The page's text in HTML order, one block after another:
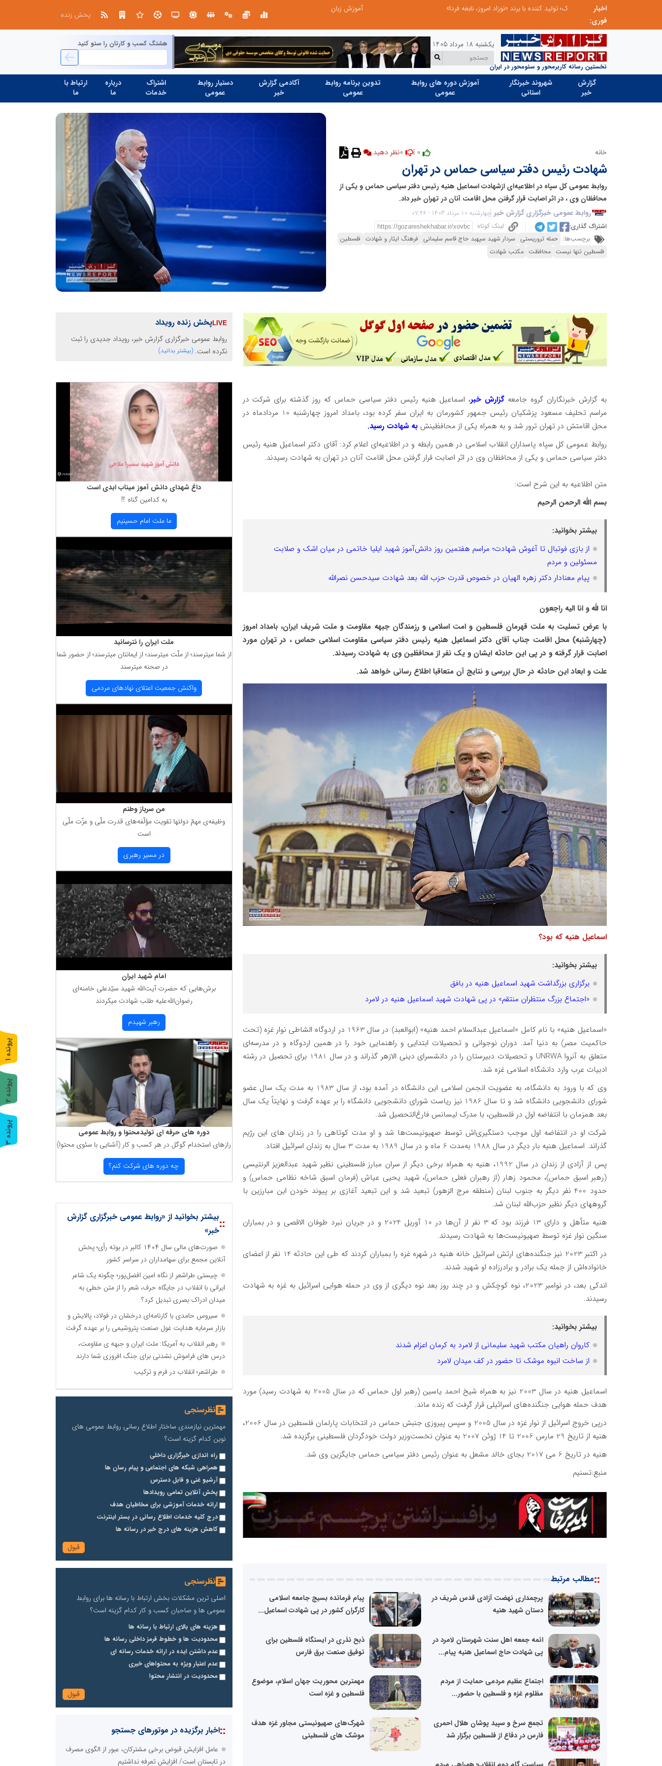
اخبار
فوری:
آموزش زبان با نگاه روان‌شناختی؛ ترسیم مسیر آکادمی بین‌المللی ماهنورا، برای یادگیری اثربخش
پخش زنده
نخستین رسانه کاربرمحور و سئومحور در ایران
یکشنبه 18 مرداد 1405 هشتگ کسب و کارتان را سئو کنید
گزارش
خبر
شهروند خبرنگار
استانی
آموزش دوره های روابط
عمومی
تدوین برنامه روابط
عمومی
آکادمی گزارش
خبر
دستیار روابط
عمومی
اشتراک
خدمات
درباره
ما
ارتباط با
ما
خانه نظر دهید
شهادت رئیس دفتر سیاسی حماس در تهران
روابط عمومی کل سپاه در اطلاعیه‌ای ازشهادت اسماعیل هنیه رئیس دفتر سیاسی حماس و یکی از
محافظان وی ، در اثر اصابت قرار گرفتن محل اقامت آنان در تهران خبر داد.
روابط عمومی خبرگزاری گزارش خبر چهارشنبه 10 مرداد 1403 - 07:46
اشتراک گذاری:
لینک کوتاه
برچسب‌ها: حمله تروریستی سردار شهید سپهبد حاج قاسم سلیمانی فرهنگ ایثار و شهادت فلسطین
فلسطین تنها نیست محافظت مکتب شهادت
به گزارش خبرنگاران گروه جامعه گزارش خبر، اسماعیل هنیه رئیس دفتر سیاسی حماس که روز گذشته برای شرکت در
مراسم تحلیف مسعود پزشکیان رئیس جمهور کشورمان به ایران سفر کرده بود، بامداد امروز چهارشنبه 10 مردادماه در
محل اقامتش در تهران ترور شد و به همراه یکی از محافظینشبه شهادت رسید.
روابط عمومی کل سپاه پاسداران انقلاب اسلامی در همین رابطه و در اطلاعیه‌ای اعلام کرد: آقای دکتر اسماعیل هنیه رئیس
دفتر سیاسی حماس و یکی از محافظان وی در اثر اصابت قرار گرفتن محل اقامت آنان در تهران به شهادت رسیدند.
متن اطلاعیه به این شرح است:
بسم الله الرحمن الرحیم
بیشتر بخوانید:
از بازی فوتبال تا آغوش شهادت؛ مراسم هفتمین‌ روز دانش‌آموز شهید ایلیا خاتمی در میان اشک و صلابت
مسئولین و مردم
پیام معنادار دکتر زهره الهیان در خصوص قدرت حزب الله بعد شهادت سیدحسن نصرالله
انا لله و انا الیه راجعون
با عرض تسلیت به ملت قهرمان فلسطین و امت اسلامی و رزمندگان جبهه مقاومت و ملت شریف ایران، بامداد امروز
(چهارشنبه) محل اقامت جناب آقای دکتر اسماعیل هنیه رئیس دفتر سیاسی مقاومت اسلامی حماس ، در تهران مورد
اصابت قرار گرفته و در پی این حادثه ایشان و یک نفر از محافظین وی به شهادت رسیدند.
علت و ابعاد این حادثه در حال بررسی و نتایج آن متعاقبا اطلاع رسانی خواهد شد.
اسماعیل هنیه که بود؟
بیشتر بخوانید:
برگزاری بزرگداشت شهید اسماعیل هنیه در بافق
«اجتماع بزرگ منتظران منتقم» در پی شهادت شهید اسماعیل هنیه در لامرد
«اسماعیل هنیه» با نام کامل «اسماعیل عبدالسلام احمد هنیه» (ابوالعبد) در سال 1963 در اردوگاه الشاطی نوار غزه (تحت
حاکمیت مصر) به دنیا آمد. دوران نوجوانی و تحصیلات ابتدایی و راهنمایی خود را در همین اردوگاه و در مدرسه‌ای
متعلق به آنروا UNRWA و تحصیلات دبیرستان را در دانشسرای دینی الازهر گذراند و در سال 1981 برای تحصیل در رشته
ادبیات عرب وارد دانشگاه اسلامی غزه شد.
وی که با ورود به دانشگاه، به عضویت انجمن اسلامی این دانشگاه در آمده بود، از سال 1983 به مدت یک سال عضو
شورای دانشجویی دانشگاه شد و تا سال 1986 نیز ریاست شورای دانشجویی دانشگاه را بر عهده گرفت و نهایتاً یک سال
بعد همزمان با انتفاضه اول در فلسطین، با مدرک لیسانس فارغ‌التحصیل شد.
شرکت او در انتفاضه اول موجب دستگیری‌اش توسط صهیونیست‌ها شد و او مدت کوتاهی را در زندان های این رژیم
گذراند. اسماعیل هنیه بار دیگر در سال 1988 به‌مدت 6 ماه و در سال 1989 به مدت 3 سال به زندان اسرائیل افتاد.
پس از آزادی از زندان در سال 1992، هنیه به همراه برخی دیگر از سران مبارز فلسطینی نظیر شهید عبدالعزیز الرنتیسی
(رهبر اسبق حماس)، محمود زهار (از رهبران فعلی حماس)، شهید یحیی عیاش (فرمان اسبق شاخه نظامی حماس) و
حدود 400 نفر دیگر به جنوب لبنان (منطقه مرج الزهور) تبعید شد و این تبعید آغازی بر پیوند خودن این مبارزین با
گروههای دیگر نظیر حزب‌الله لبنان شد.
هنیه متأهل و دارای 13 فرزند بود که 3 نفر از آن‌ها در 10 آوریل 2024 و در جریان نبرد طوفان الاقصی و در بمباران
سنگین نوار غزه توسط صهیونیست‌ها به شهادت رسیدند.
در اکتبر 2023 نیز جنگنده‌های ارتش اسرائیل خانه هنیه در شهره غزه را بمباران کردند که طی این حادثه 14 نفر از اعضای
خانواده‌اش از جمله یک برادر و برادرزاده‌ او شهید شدند.
اندکی بعد، در نوامبر 2023، نوه کوچکش و در چند روز بعد نوه دیگری از وی در حمله هوایی اسرائیل به غزه به شهادت
رسیدند.
بیشتر بخوانید:
کاروان راهیان مکتب شهید سلیمانی از لامرد به کرمان اعزام شدند
از ساخت انبوه موشک تا حضور در کف میدان لامرد
اسماعیل هنیه در سال 2003 نیز به همراه شیخ احمد یاسین (رهبر اول حماس که در سال 2005 به شهادت رسید) مورد
هدف حمله هوایی جنگنده‌های اسرائیلی قرار گرفت که زنده ماند.
درپی خروج اسرائیل از نوار غزه در سال 2005 و سپس پیروزی جنبش حماس در انتخابات پارلمان فلسطین در سال 2006،
هنیه از تاریخ 29 مارس 2006 تا 14 ژوئن 2007 به عنوان نخست‌وزیر دولت خودگردان فلسطینی برگزیده شد.
هنیه در تاریخ 6 می 2017 بجای خالد مشعل به عنوان رئیس دفتر سیاسی حماس جایگزین وی شد.
منبع:تسنیم
::مطالب مرتبط
پرچمداری نهضت آزادی قدس شریف در
دستان شهید هنیه
پبام فرمانده بسیج جامعه اسلامی
کارگران کشور در پی شهادت اسماعیل...
ائمه جمعه اهل سنت شهرستان لامرد در
پی شهادت حاج اسماعیل هنیه پیام...
ذبح نذری در ایستگاه فلسطین برای
توفیق صنعت برق فارس
اجتماع عظیم مردمی حمایت از مردم
مظلوم غزه و فلسطین با حضور...
مهمترین محوریت جهان اسلام، موضوع
فلسطین و غزه است
تجمع سرخ و سپید پوشان هلال احمری
فارس در دفاع از فلسطین برگزار شد
شهرک‌های صهیونیستی مجاور غزه هدف
موشک های فلسطینی
پخش زنده رویداد
روابط عمومی خبرگزاری گزارش خبر، رویداد جدیدی را ثبت
نکرده است. (بیشتر بدانید)
داغ شهدای دانش آموز میناب ابدی است
به كدامین گناه ؟!
ما ملت امام حسینیم
ملت ایران را نترسانید
از شما میترسند؛ از ملّت میترسند؛ از ایمانتان میترسند؛ از حضور شما
در صحنه میترسند
واكنش جمعیت اعتلای نهادهای مردمی
من سرباز وطنم
وظیفه‌ی مهمّ دولتها تقویت مؤلّفه‌های قدرت ملّی و عزّت ملّی
است
در مسیر رهبری
امام شهید ایران
برش‌هایی كه حضرت آیت‌الله شهید سیّدعلی خامنه‌ای
رضوان‌الله‌علیه طلب شهادت میكردند
رهبر شهیدم
دوره های حرفه ای تولیدمحتوا و روابط عمومی
رازهای استخدام گوگل در هر كسب و كار (آشنایی با سئوی محتوا)
چه دوره های شركت كنم؟
::بیشتر بخوانید از «روابط عمومی خبرگزاری گزارش
خبر»
صورت‌های مالی سال ۱۴۰۴ کالبر در بوته رأی؛ پخش
آنلاین مجمع برای سهامداران در سراسر کشور
چیستی طراشعر از نگاه امین افضل‌پور؛ چگونه یک شاعر
ایرانی با انقلاب در جایگاه حرف، شعر را از متن خطی به
میدان ادراک بصری تبدیل کرد؟
سیروس حامدی با کارنامه‌ای درخشان در فولاد، پالایش و
بازار سرمایه هدایت غول صنعت پتروشیمی را بر عهده گرفت
رهبر انقلاب به آمریکا: ملت ایران و جبهه ی مقاومت،
درس های فراموش نشدنی برای جنگ افروزی شما دارند
طراشعر؛ انقلاب در فرم و ترکیب
نظرسنجی
مهمترین نیازمندی ساختار اطلاع رسانی روابط عمومی های
نوین کدام گزینه است؟
راه اندازی خبرگزاری داخلی
همراهی شبکه های اجتماعی و پیام رسان ها
آرشیو غنی و قابل دسترس
پخش آنلاین تمامی رویدادها
ارائه خدمات آموزشی برای مخاطیان هدف
درج کلیه خدمات اطلاع رسانی در بستر اینترنت
کاهش هزینه های درج خبر در رسانه ها
نظرسنجی
اصلی ترین مشکلات بخش ارتباط با رسانه ها برای روابط
عمومی ها و صاحبان کسب و کار کدام گزینه است؟
هزینه های بالای ارتباط با رسانه ها
محدودیت ها و خطوط قرمز داخلی رسانه ها
عدم داشتن ایده در ارائه خدمات رسانه ای
عدم اعتبار ویژه به محتواهای خبری
محدودیت در انتشار محتوا
::اخبار برگزیده در موتورهای جستجو
عامل افزایش قبوض برخی مشترکان، عبور از الگوی مصرف
در تابستان است/ افزایش تعرفه نداشتیم
پ
ر
و
ن
د
ه
1
پ
ر
و
ن
د
ه
2
پ
ر
و
ن
د
ه
3